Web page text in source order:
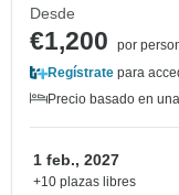
Desde
€1,200
por
Regístrate para
Precio basado en
1 feb., 2027
+10 plazas libres